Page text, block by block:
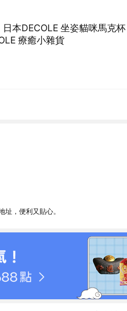
日本DECOLE 坐姿貓咪馬克
療癒小雜貨
，便利又貼心。